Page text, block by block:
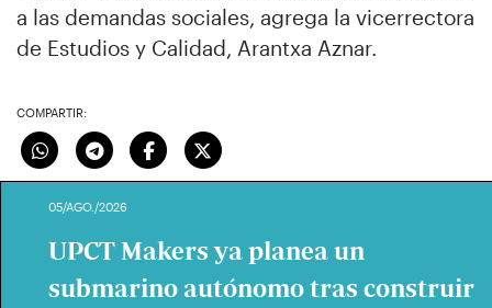
a las demandas sociales, agrega la vicerrectora
de Estudios y Calidad, Arantxa Aznar.
COMPARTIR:
05/AGO./2026
UPCT Makers ya planea un
submarino autónomo tras construir